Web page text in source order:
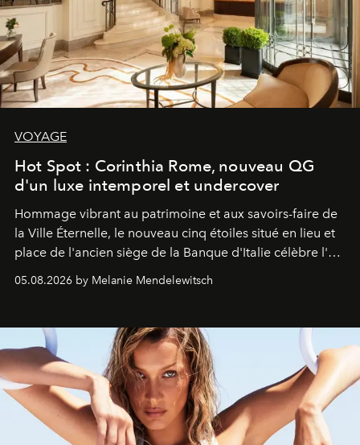
VOYAGE
Hot Spot : Corinthia Rome, nouveau QG
d'un luxe intemporel et undercover
Hommage vibrant au patrimoine et aux savoirs-faire de
la Ville Éternelle, le nouveau cinq étoiles situé en lieu et
place de l'ancien siège de la Banque d'Italie célèbre l'art
de vivre Romain dans toute son élégance intemporelle.
05.08.2026 by Melanie Mendelewitsch